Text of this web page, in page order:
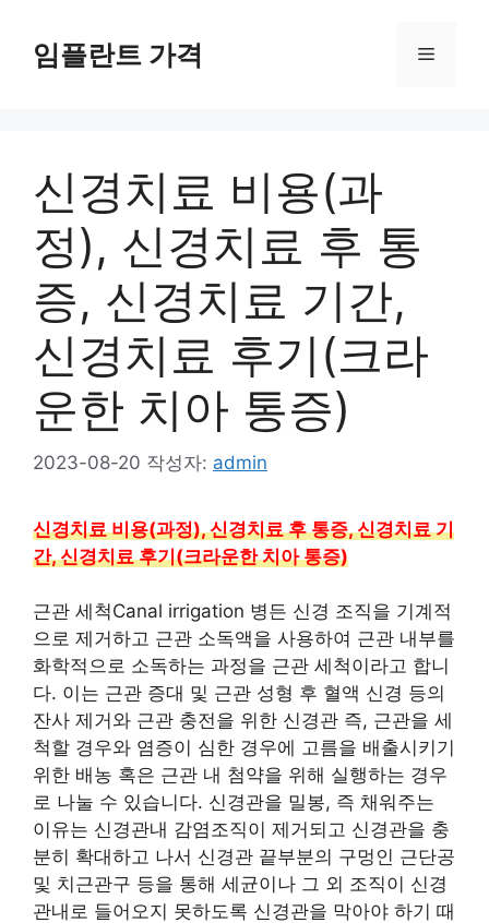
임플란트 가격 메
신경치료 비용(과
정), 신경치료 후 통
증, 신경치료 기간,
신경치료 후기(크라
운한 치아 통증)
2023-08-20 작성자: admin
신경치료 비용(과정), 신경치료 후 통증, 신경치료 기
간, 신경치료 후기(크라운한 치아 통증)
근관 세척Canal irrigation 병든 신경 조직을 기계적
으로 제거하고 근관 소독액을 사용하여 근관 내부를
화학적으로 소독하는 과정을 근관 세척이라고 합니
다. 이는 근관 증대 및 근관 성형 후 혈액 신경 등의
잔사 제거와 근관 충전을 위한 신경관 즉, 근관을 세
척할 경우와 염증이 심한 경우에 고름을 배출시키기
위한 배농 혹은 근관 내 첨약을 위해 실행하는 경우
로 나눌 수 있습니다. 신경관을 밀봉, 즉 채워주는
이유는 신경관내 감염조직이 제거되고 신경관을 충
분히 확대하고 나서 신경관 끝부분의 구멍인 근단공
및 치근관구 등을 통해 세균이나 그 외 조직이 신경
관내로 들어오지 못하도록 신경관을 막아야 하기 때